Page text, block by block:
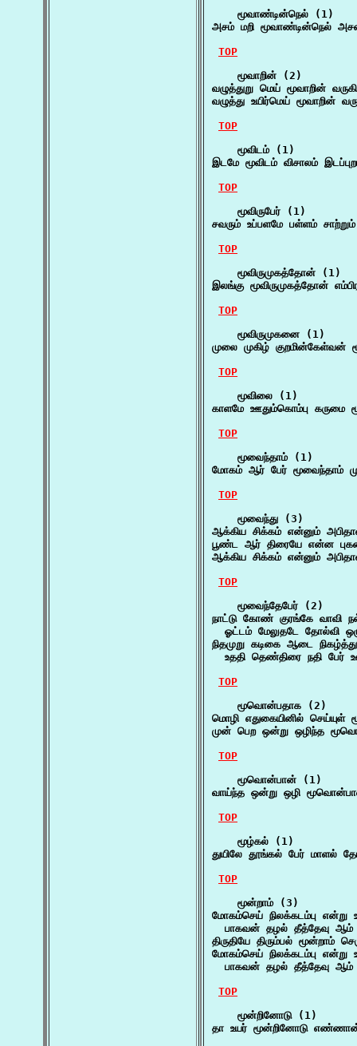
    மூவாண்டின்நெல் (1)
அசம் மறி மூவாண்டின்நெல்
TOP
    மூவாறின் (2)
வழுத்துறு மெய் மூவாறின்
வழுத்து உயிர்மெய் மூவாறின்
TOP
    மூவிடம் (1)
இடமே மூவிடம் விசாலம்
TOP
    மூவிருபேர் (1)
சவரும் உப்பளமே பள்ளம்
TOP
    மூவிருமுகத்தோன் (1)
இலங்கு மூவிருமுகத்தோன்
TOP
    மூவிருமுகனை (1)
முலை முகிழ் குறமின்கேள்வன்
TOP
    மூவிலை (1)
காளமே ஊதும்கொம்பு
TOP
    மூவைந்தாம் (1)
மோகம் ஆர் பேர் மூவைந்தாம்
TOP
    மூவைந்து (3)
ஆக்கிய சிக்கம் என்னும்
பூண்ட ஆர் திரையே என்ன
ஆக்கிய சிக்கம் என்னும்
TOP
    மூவைந்தேபேர் (2)
நாட்டு கோண் குரங்கே வாவி
ஓட்டம் மேலுதடே தோல்வி
நிதமுறு கடிகை ஆடை
உததி தெண்திரை நதி பேர்
TOP
    மூவொன்பதாக (2)
மொழி எதுகையினில்
முன் பெற ஒன்று ஒழிந்த
TOP
    மூவொன்பான் (1)
வாய்ந்த ஒன்று ஒழி
TOP
    மூழ்கல் (1)
துயிலே தூங்கல் பேர் மாளல்
TOP
    மூன்றாம் (3)
மோகம்செய் நிலக்கடம்பு என்று
பாகவன் தழல் தீத்தேவு ஆம்
திருதியே திரும்பல்
மோகம்செய் நிலக்கடம்பு என்று
பாகவன் தழல் தீத்தேவு ஆம்
TOP
    மூன்றினோடு (1)
தா உயர் மூன்றினோடு